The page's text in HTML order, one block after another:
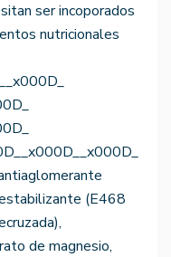
ser incoporados
nutricionales
(E468
de magnesio,